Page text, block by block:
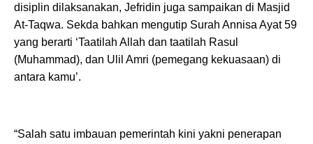
disiplin dilaksanakan, Jefridin juga sampaikan di Masjid
At-Taqwa. Sekda bahkan mengutip Surah Annisa Ayat 59
yang berarti ‘Taatilah Allah dan taatilah Rasul
(Muhammad), dan Ulil Amri (pemegang kekuasaan) di
antara kamu’.
“Salah satu imbauan pemerintah kini yakni penerapan